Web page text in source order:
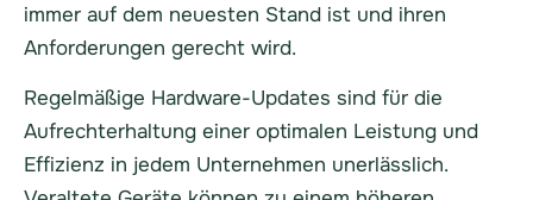
immer auf dem neuesten Stand ist und ihren
Anforderungen gerecht wird.
Regelmäßige Hardware-Updates sind für die
Aufrechterhaltung einer optimalen Leistung und
Effizienz in jedem Unternehmen unerlässlich.